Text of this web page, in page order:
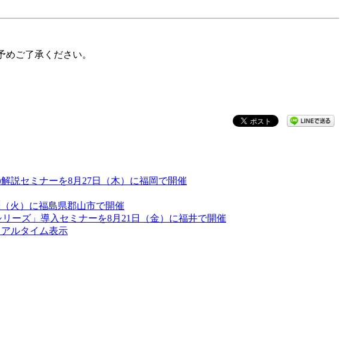
ご了承ください。
説セミナーを8月27日（木）に福岡で開催
火）に福島県郡山市で開催
ーズ」導入セミナーを8月21日（金）に福井で開催
ルタイム表示